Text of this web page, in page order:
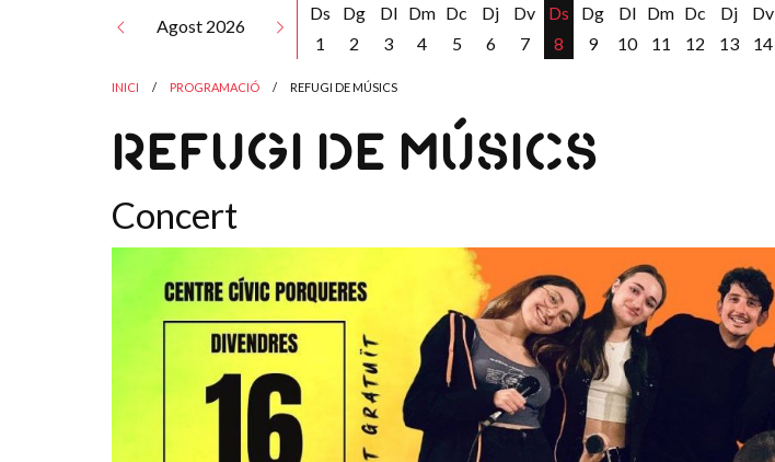
Agost 2026
Ds
1
Dg
2
Dl
3
Dm
4
Dc
5
Dj
6
Dv
7
Ds
8
Dg
9
Dl
10
Dm
11
Dc
12
Dj
13
Dv
14
INICI PROGRAMACIÓ REFUGI DE MÚSICS
REFUGI DE MÚSICS
Concert